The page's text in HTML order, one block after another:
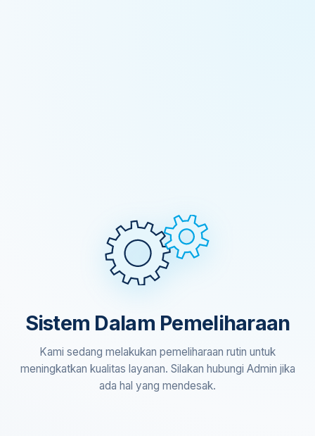
Sistem Dalam Pemeliharaan
Kami sedang melakukan pemeliharaan rutin untuk
meningkatkan kualitas layanan. Silakan hubungi Admin jika
ada hal yang mendesak.